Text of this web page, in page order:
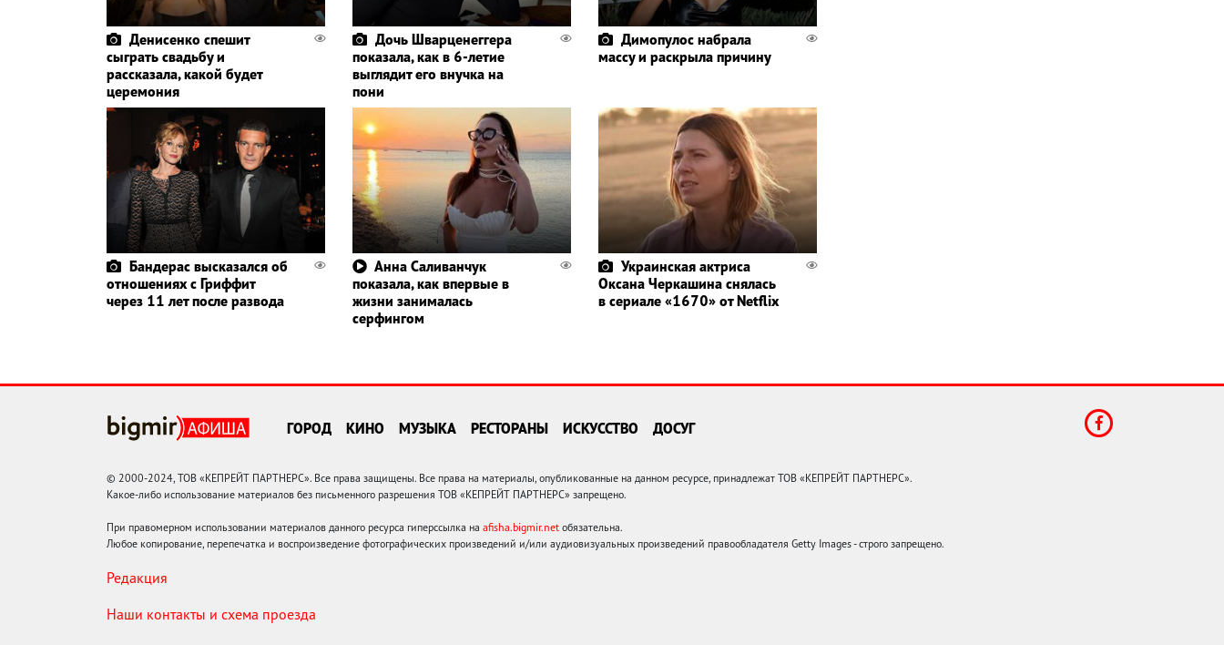
Денисенко спешит
сыграть свадьбу и
рассказала, какой будет
церемония
Дочь Шварценеггера
показала, как в 6-летие
выглядит его внучка на
пони
Димопулос набрала
массу и раскрыла причину
Бандерас высказался об
отношениях с Гриффит
через 11 лет после развода
Анна Саливанчук
показала, как впервые в
жизни занималась
серфингом
Украинская актриса
Оксана Черкашина снялась
в сериале «1670» от Netflix
ГОРОД КИНО МУЗЫКА РЕСТОРАНЫ ИСКУССТВО ДОСУГ
© 2000-2024, ТОВ «КЕПРЕЙТ ПАРТНЕРС». Все права защищены. Все права на материалы, опубликованные на данном ресурсе, принадлежат ТОВ «КЕПРЕЙТ ПАРТНЕРС».
Какое-либо использование материалов без письменного разрешения ТОВ «КЕПРЕЙТ ПАРТНЕРС» запрещено.
При правомерном использовании материалов данного ресурса гиперссылка на afisha.bigmir.net обязательна.
Любое копирование, перепечатка и воспроизведение фотографических произведений и/или аудиовизуальных произведений правообладателя Getty Images - строго запрещено.
Редакция
Наши контакты и схема проезда